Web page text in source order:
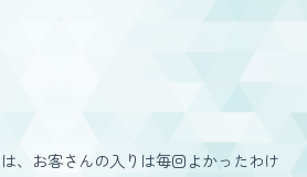
、お客さんの入りは毎回よかったわけ